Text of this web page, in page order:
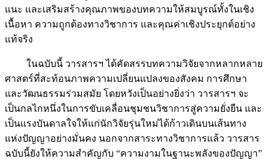
แนะ และเสริมสร้างคุณภาพของบทความให้สมบูรณ์ทั้งในเชิง
เนื้อหา ความถูกต้องทางวิชาการ และคุณค่าเชิงประยุกต์อย่าง
แท้จริง
ในฉบับนี้ วารสารฯ ได้คัดสรรบทความวิจัยจากหลากหลาย
ศาสตร์ที่สะท้อนภาพความเปลี่ยนแปลงของสังคม การศึกษา
และวัฒนธรรมร่วมสมัย โดยหวังเป็นอย่างยิ่งว่า วารสารฯ จะ
เป็นกลไกหนึ่งในการขับเคลื่อนชุมชนวิชาการสู่ความยั่งยืน และ
เป็นแรงบันดาลใจให้แก่นักวิจัยรุ่นใหม่ได้ก้าวเดินบนเส้นทาง
แห่งปัญญาอย่างมั่นคง นอกจากสาระทางวิชาการแล้ว วารสาร
ฉบับนี้ยังให้ความสำคัญกับ “ความงามในฐานะพลังของปัญญา”